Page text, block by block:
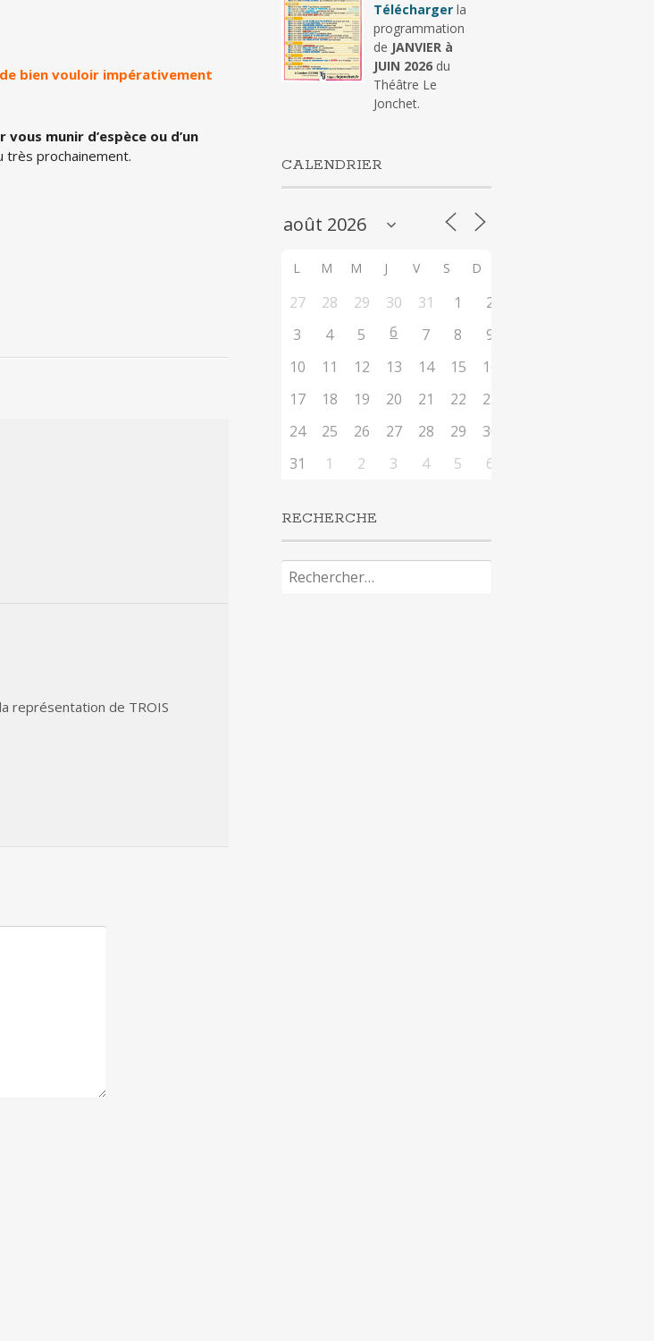
bien vouloir impérativement
munir d’espèce ou d’un
très prochainement.
représentation de TROIS
Télécharger la
programmation
de JANVIER à
JUIN 2026 du
Théâtre Le
Jonchet.
CALENDRIER
L M M J V S D
27 28 29 30 31 1
2
3
4 5 6 7 8
9
10
11 12 13 14 15
16
17
18 19 20 21 22
23
24
25 26 27 28 29
30
31
1 2 3 4 5 6
RECHERCHE